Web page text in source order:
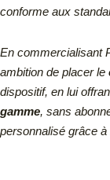
conforme aux
En commercialisant
ambition de placer le
dispositif, en lui
gamme, sans
personnalisé grâce